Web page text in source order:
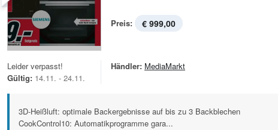
Preis: € 999,00
Leider verpasst!
Gültig: 14.11. - 24.11.
Händler: MediaMarkt
3D-Heißluft: optimale Backergebnisse auf bis zu 3 Backblechen
CookControl10: Automatikprogramme gara...